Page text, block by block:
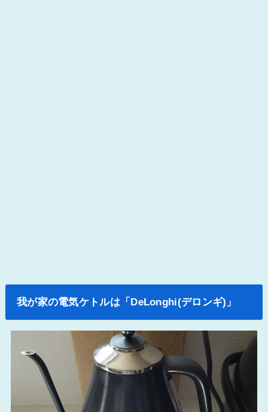
我が家の電気ケトルは「DeLonghi(デロンギ)」